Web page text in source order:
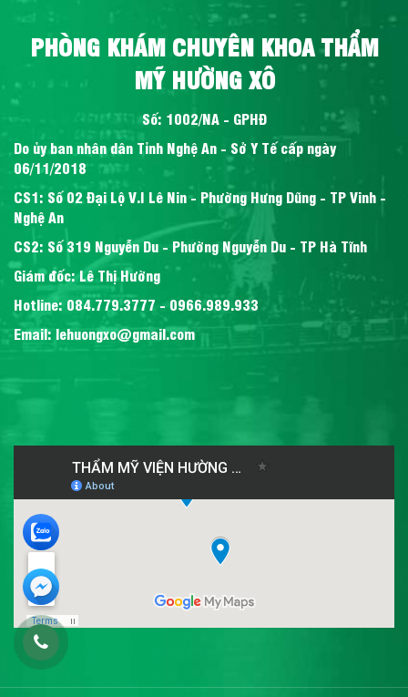
PHÒNG KHÁM CHUYÊN KHOA THẨM
MỸ HƯỜNG XÔ
Số: 1002/NA - GPHĐ
Do ủy ban nhân dân Tỉnh Nghệ An - Sở Y Tế cấp ngày
06/11/2018
CS1: Số 02 Đại Lộ V.I Lê Nin - Phường Hưng Dũng - TP Vinh -
Nghệ An
CS2: Số 319 Nguyễn Du - Phường Nguyễn Du - TP Hà Tĩnh
Giám đốc: Lê Thị Hường
Hotline: 084.779.3777 - 0966.989.933
Email: lehuongxo@gmail.com